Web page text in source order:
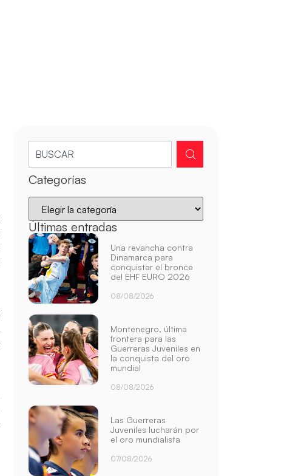
Categorías
Últimas entradas
Una revancha contra
Dinamarca para
conquistar el bronce
del EHF EURO 2026
08/08/2026
Montenegro, última
frontera para las
Guerreras Juveniles en
la conquista del oro
mundial
08/08/2026
Las Guerreras
Juveniles lucharán por
el oro mundialista
07/08/2026